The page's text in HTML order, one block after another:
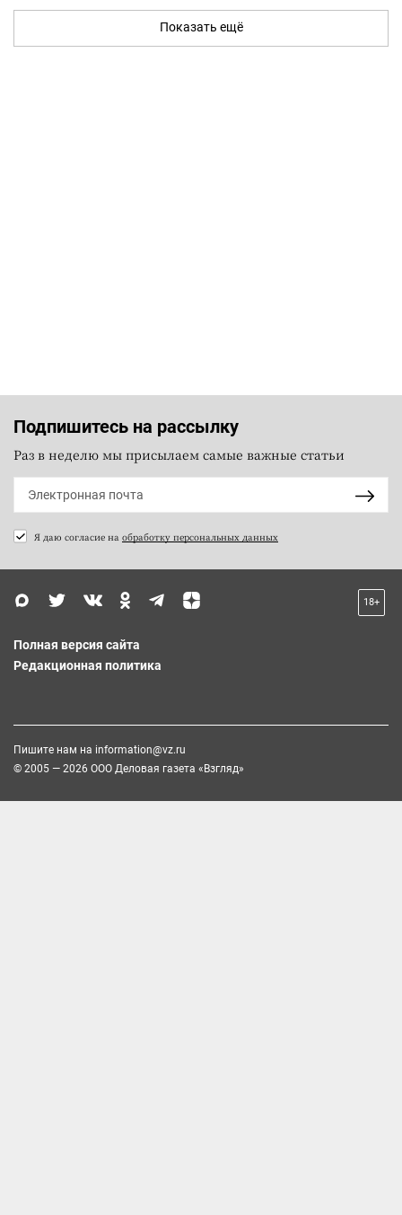
Показать ещё
Подпишитесь на рассылку
Раз в неделю мы присылаем самые важные статьи
Я даю согласие на обработку персональных данных
18+
Полная версия сайта
Редакционная политика
Пишите нам на information@vz.ru
© 2005 — 2026 ООО Деловая газета «Взгляд»